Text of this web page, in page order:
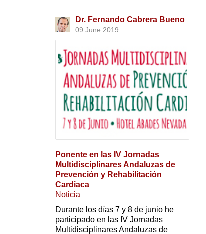
Dr. Fernando Cabrera Bueno
09 June 2019
Ponente en las IV Jornadas
Multidisciplinares Andaluzas de
Prevención y Rehabilitación
Cardiaca
Noticia
Durante los días 7 y 8 de junio he
participado en las IV Jornadas
Multidisciplinares Andaluzas de